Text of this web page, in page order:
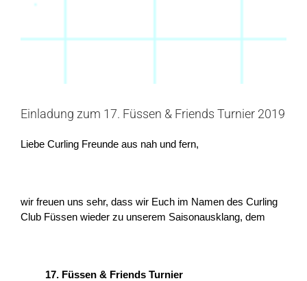
Einladung zum 17. Füssen & Friends Turnier 2019
Liebe Curling Freunde aus nah und fern,
wir freuen uns sehr, dass wir Euch im Namen des Curling
Club Füssen wieder zu unserem Saisonausklang, dem
17. Füssen & Friends Turnier